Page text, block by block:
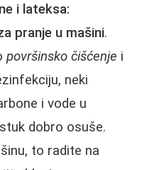
i lateksa:
pranje u mašini.
površinsko čišćenje i
neki
i vode u
dobro osuše.
to radite na